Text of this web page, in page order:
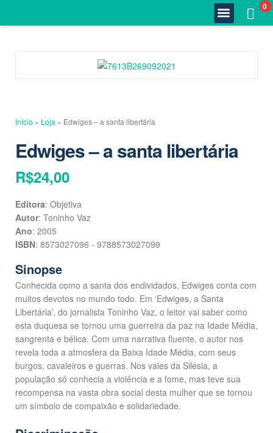
0
Início » Loja » Edwiges – a santa libertária
Edwiges – a santa libertária
R$24,00
Editora: Objetiva
Autor: Toninho Vaz
Ano: 2005
ISBN: 8573027096 - 9788573027099
Sinopse
Conhecida como a santa dos endividados, Edwiges conta com
muitos devotos no mundo todo. Em ‘Edwiges, a Santa
Libertária’, do jornalista Toninho Vaz, o leitor vai saber como
esta duquesa se tornou uma guerreira da paz na Idade Média,
sangrenta e bélica. Com uma narrativa fluente, o autor nos
revela toda a atmosfera da Baixa Idade Média, com seus
burgos, cavaleiros e guerras. Nos vales da Silésia, a
população só conhecia a violência e a fome, mas teve sua
recompensa na vasta obra social desta mulher que se tornou
um símbolo de compaixão e solidariedade.